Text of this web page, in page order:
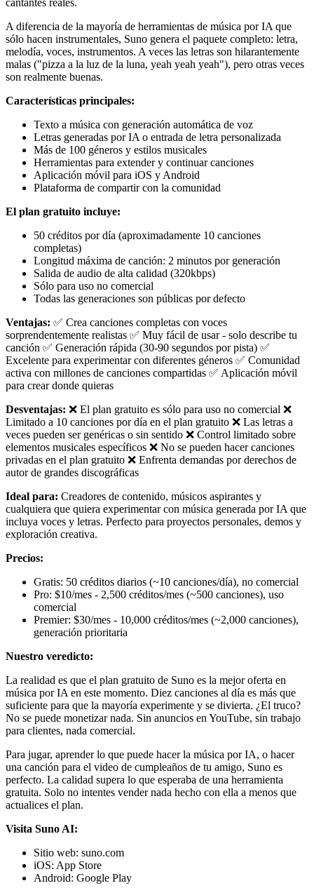
cantantes reales.
A diferencia de la mayoría de herramientas de música por IA que
sólo hacen instrumentales, Suno genera el paquete completo: letra,
melodía, voces, instrumentos. A veces las letras son hilarantemente
malas ("pizza a la luz de la luna, yeah yeah yeah"), pero otras veces
son realmente buenas.
Características principales:
Texto a música con generación automática de voz
Letras generadas por IA o entrada de letra personalizada
Más de 100 géneros y estilos musicales
Herramientas para extender y continuar canciones
Aplicación móvil para iOS y Android
Plataforma de compartir con la comunidad
El plan gratuito incluye:
50 créditos por día (aproximadamente 10 canciones
completas)
Longitud máxima de canción: 2 minutos por generación
Salida de audio de alta calidad (320kbps)
Sólo para uso no comercial
Todas las generaciones son públicas por defecto
Ventajas: ✅ Crea canciones completas con voces
sorprendentemente realistas ✅ Muy fácil de usar - solo describe tu
canción ✅ Generación rápida (30-90 segundos por pista) ✅
Excelente para experimentar con diferentes géneros ✅ Comunidad
activa con millones de canciones compartidas ✅ Aplicación móvil
para crear donde quieras
Desventajas: ❌ El plan gratuito es sólo para uso no comercial ❌
Limitado a 10 canciones por día en el plan gratuito ❌ Las letras a
veces pueden ser genéricas o sin sentido ❌ Control limitado sobre
elementos musicales específicos ❌ No se pueden hacer canciones
privadas en el plan gratuito ❌ Enfrenta demandas por derechos de
autor de grandes discográficas
Ideal para: Creadores de contenido, músicos aspirantes y
cualquiera que quiera experimentar con música generada por IA que
incluya voces y letras. Perfecto para proyectos personales, demos y
exploración creativa.
Precios:
Gratis: 50 créditos diarios (~10 canciones/día), no comercial
Pro: $10/mes - 2,500 créditos/mes (~500 canciones), uso
comercial
Premier: $30/mes - 10,000 créditos/mes (~2,000 canciones),
generación prioritaria
Nuestro veredicto:
La realidad es que el plan gratuito de Suno es la mejor oferta en
música por IA en este momento. Diez canciones al día es más que
suficiente para que la mayoría experimente y se divierta. ¿El truco?
No se puede monetizar nada. Sin anuncios en YouTube, sin trabajo
para clientes, nada comercial.
Para jugar, aprender lo que puede hacer la música por IA, o hacer
una canción para el video de cumpleaños de tu amigo, Suno es
perfecto. La calidad supera lo que esperaba de una herramienta
gratuita. Solo no intentes vender nada hecho con ella a menos que
actualices el plan.
Visita Suno AI:
Sitio web: suno.com
iOS: App Store
Android: Google Play